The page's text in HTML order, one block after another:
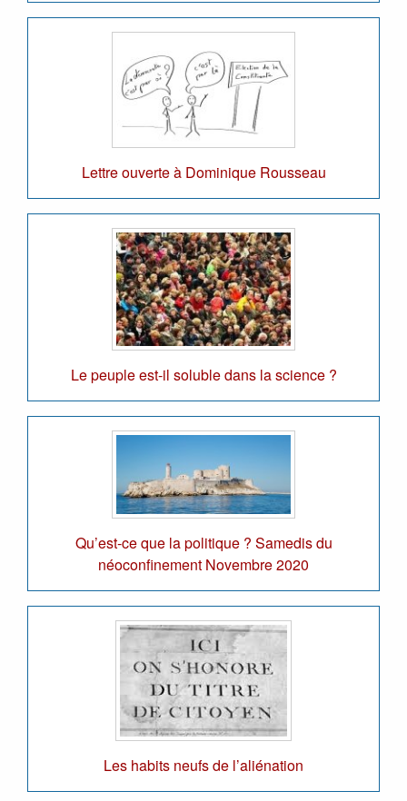
Lettre ouverte à Dominique Rousseau
Le peuple est-il soluble dans la science ?
Qu’est-ce que la politique ? Samedis du
néoconfinement Novembre 2020
Les habits neufs de l’aliénation